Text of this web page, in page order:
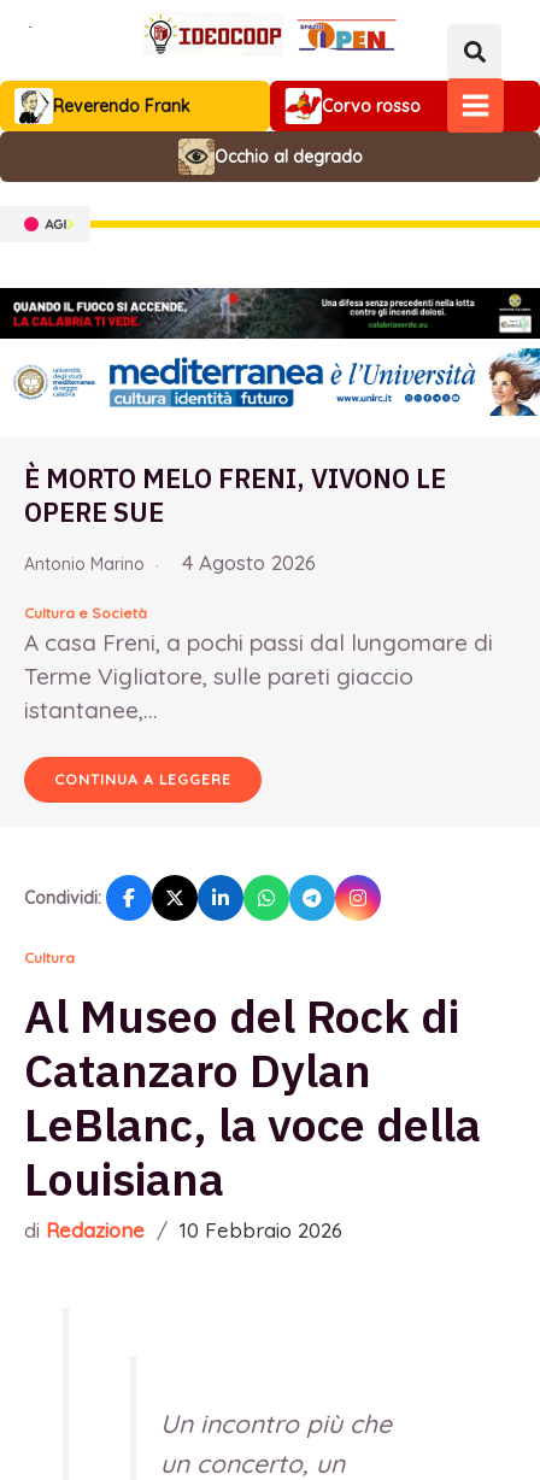
MAIN
Reverendo Frank Corvo rosso
Occhio al degrado
È MORTO MELO FRENI, VIVONO LE
OPERE SUE
Antonio Marino 4 Agosto 2026
Cultura e Società
A casa Freni, a pochi passi dal lungomare di
Terme Vigliatore, sulle pareti giaccio
istantanee,...
CONTINUA A LEGGERE
Condividi:
Cultura
Al Museo del Rock di
Catanzaro Dylan
LeBlanc, la voce della
Louisiana
di Redazione / 10 Febbraio 2026
Un incontro più che
un concerto, un